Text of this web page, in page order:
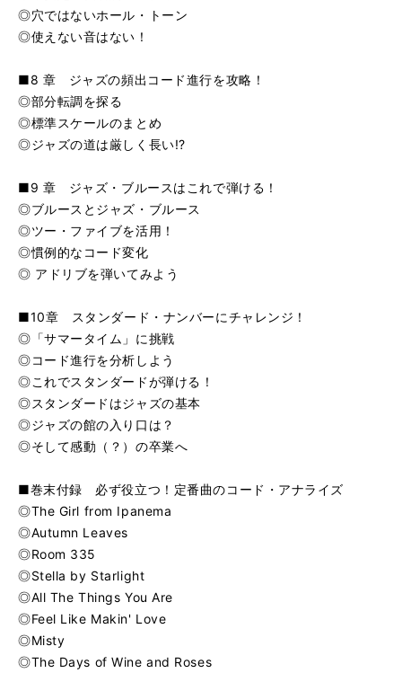
◎穴ではないホール・トーン
◎使えない音はない！
■8 章 ジャズの頻出コード進行を攻略！
◎部分転調を探る
◎標準スケールのまとめ
◎ジャズの道は厳しく長い!?
■9 章 ジャズ・ブルースはこれで弾ける！
◎ブルースとジャズ・ブルース
◎ツー・ファイブを活用！
◎慣例的なコード変化
◎ アドリブを弾いてみよう
■10章 スタンダード・ナンバーにチャレンジ！
◎「サマータイム」に挑戦
◎コード進行を分析しよう
◎これでスタンダードが弾ける！
◎スタンダードはジャズの基本
◎ジャズの館の入り口は？
◎そして感動（？）の卒業へ
■巻末付録 必ず役立つ！定番曲のコード・アナライズ
◎The Girl from Ipanema
◎Autumn Leaves
◎Room 335
◎Stella by Starlight
◎All The Things You Are
◎Feel Like Makin' Love
◎Misty
◎The Days of Wine and Roses